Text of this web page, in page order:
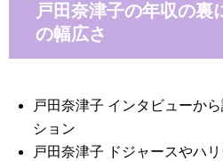
戸田奈津子の年収の裏
の幅広さ
戸田奈津子 インタビューか
ション
戸田奈津子 ドジャースやハ